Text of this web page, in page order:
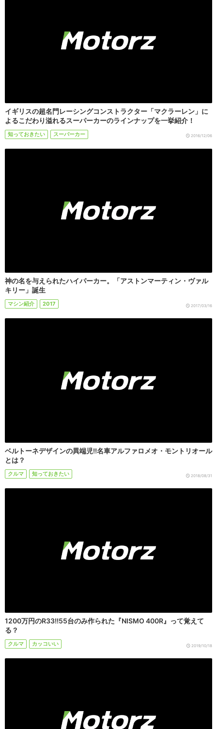
イギリスの超名門レーシングコンストラクター「マクラーレン」に
よるこだわり溢れるスーパーカーのラインナップを一挙紹介！
知っておきたい スーパーカー 2016/12/06
神の名を与えられたハイパーカー。「アストンマーティン・ヴァル
キリー」誕生
マシン紹介 2017 2017/03/16
ベルトーネデザインの異端児!!名車アルファロメオ・モントリオール
とは？
クルマ 知っておきたい 2018/08/31
1200万円のR33!!55台のみ作られた『NISMO 400R』って覚えて
る？
クルマ カッコいい 2019/10/18